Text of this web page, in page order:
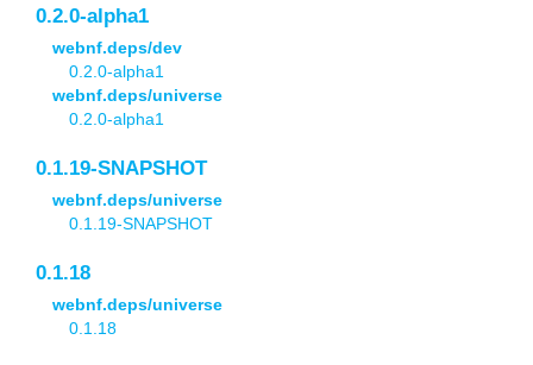
0.2.0-alpha1
webnf.deps/dev
0.2.0-alpha1
webnf.deps/universe
0.2.0-alpha1
0.1.19-SNAPSHOT
webnf.deps/universe
0.1.19-SNAPSHOT
0.1.18
webnf.deps/universe
0.1.18